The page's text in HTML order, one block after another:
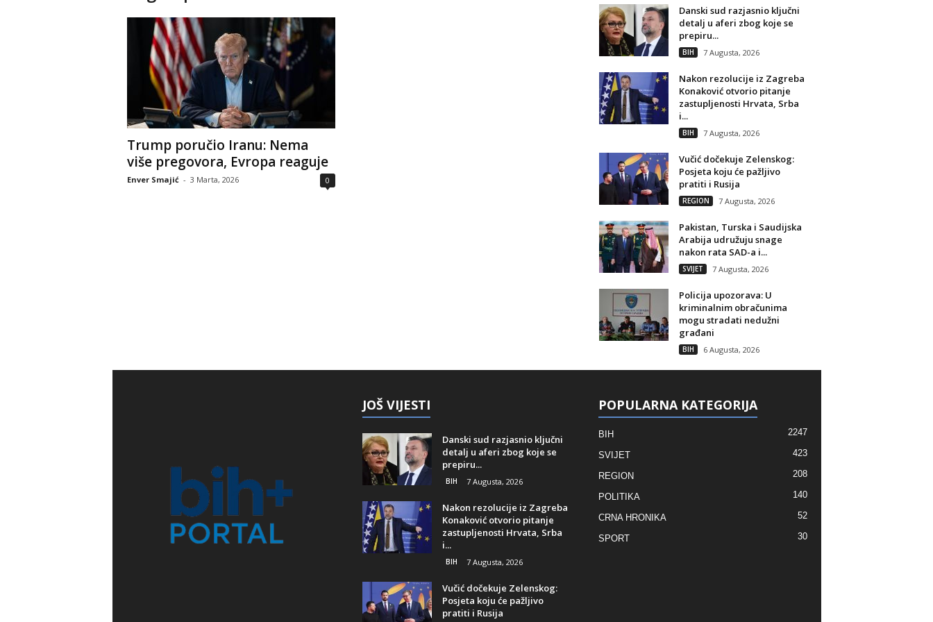
Trump poručio Iranu: Nema
više pregovora, Evropa reaguje
Enver Smajić - 3 Marta, 2026 0
Danski sud razjasnio ključni
detalj u aferi zbog koje se
prepiru...
BIH 7 Augusta, 2026
Nakon rezolucije iz Zagreba
Konaković otvorio pitanje
zastupljenosti Hrvata, Srba
i...
BIH 7 Augusta, 2026
Vučić dočekuje Zelenskog:
Posjeta koju će pažljivo
pratiti i Rusija
REGION 7 Augusta, 2026
Pakistan, Turska i Saudijska
Arabija udružuju snage
nakon rata SAD-a i...
SVIJET 7 Augusta, 2026
Policija upozorava: U
kriminalnim obračunima
mogu stradati nedužni
građani
BIH 6 Augusta, 2026
JOŠ VIJESTI
Danski sud razjasnio ključni
detalj u aferi zbog koje se
prepiru...
BIH 7 Augusta, 2026
Nakon rezolucije iz Zagreba
Konaković otvorio pitanje
zastupljenosti Hrvata, Srba
i...
BIH 7 Augusta, 2026
Vučić dočekuje Zelenskog:
Posjeta koju će pažljivo
pratiti i Rusija
POPULARNA KATEGORIJA
BIH 2247
SVIJET 423
REGION 208
POLITIKA 140
CRNA HRONIKA 52
SPORT 30